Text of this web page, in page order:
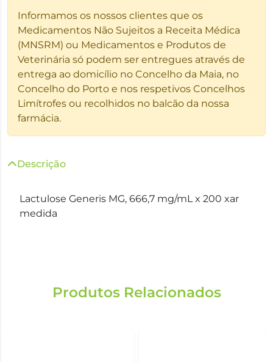
Informamos os nossos clientes que os
Medicamentos Não Sujeitos a Receita Médica
(MNSRM) ou Medicamentos e Produtos de
Veterinária só podem ser entregues através de
entrega ao domicílio no Concelho da Maia, no
Concelho do Porto e nos respetivos Concelhos
Limítrofes ou recolhidos no balcão da nossa
farmácia.
Descrição
Lactulose Generis MG, 666,7 mg/mL x 200 xar
medida
Produtos Relacionados